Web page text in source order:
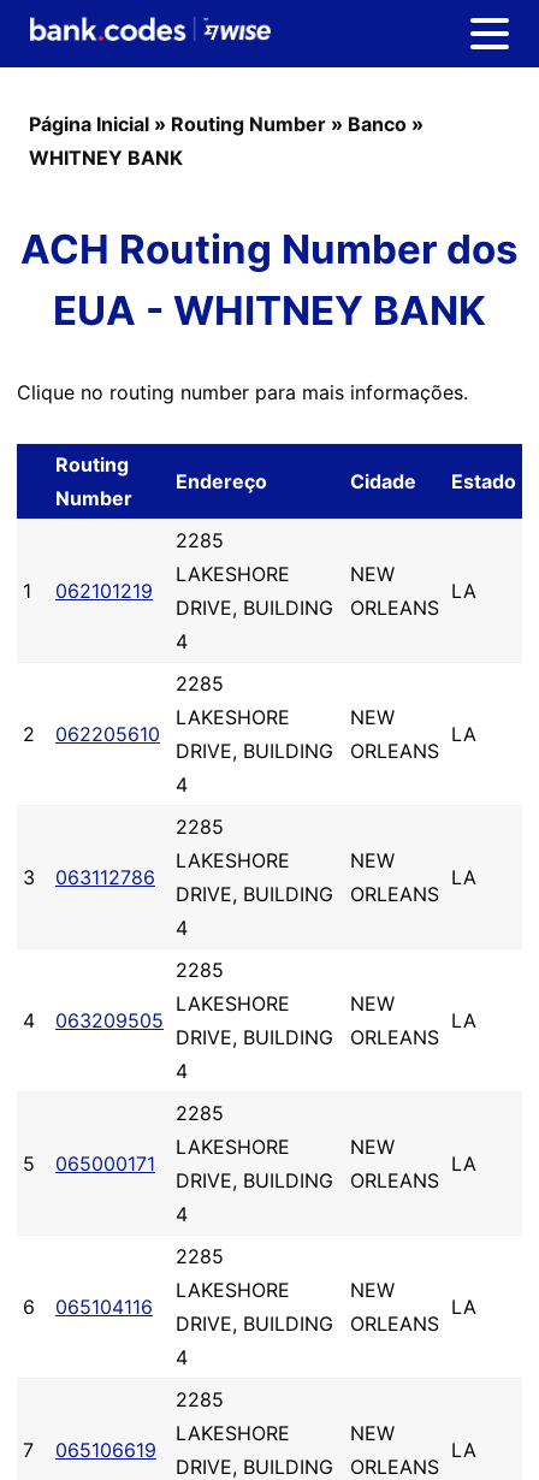
Página Inicial » Routing Number » Banco »
WHITNEY BANK
ACH Routing Number dos
EUA - WHITNEY BANK
Clique no routing number para mais informações.
Routing
Number
Endereço Cidade Estado
1 062101219
2285
LAKESHORE
DRIVE, BUILDING
4
NEW
ORLEANS
LA
2 062205610
2285
LAKESHORE
DRIVE, BUILDING
4
NEW
ORLEANS
LA
3 063112786
2285
LAKESHORE
DRIVE, BUILDING
4
NEW
ORLEANS
LA
4 063209505
2285
LAKESHORE
DRIVE, BUILDING
4
NEW
ORLEANS
LA
5 065000171
2285
LAKESHORE
DRIVE, BUILDING
4
NEW
ORLEANS
LA
6 065104116
2285
LAKESHORE
DRIVE, BUILDING
4
NEW
ORLEANS
LA
7 065106619
2285
LAKESHORE
DRIVE, BUILDING
NEW
ORLEANS
LA